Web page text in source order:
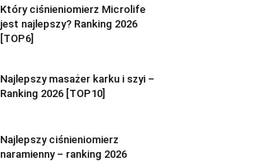
Który ciśnieniomierz Microlife
jest najlepszy? Ranking 2026
[TOP6]
Najlepszy masażer karku i szyi –
Ranking 2026 [TOP10]
Najlepszy ciśnieniomierz
naramienny – ranking 2026